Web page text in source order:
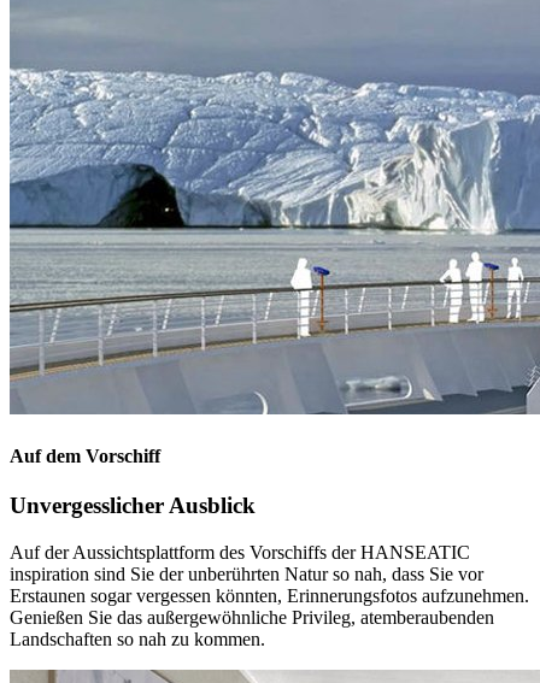
Auf dem Vorschiff
Unvergesslicher Ausblick
Auf der Aussichtsplattform des Vorschiffs der HANSEATIC
inspiration sind Sie der unberührten Natur so nah, dass Sie vor
Erstaunen sogar vergessen könnten, Erinnerungsfotos aufzunehmen.
Genießen Sie das außergewöhnliche Privileg, atemberaubenden
Landschaften so nah zu kommen.